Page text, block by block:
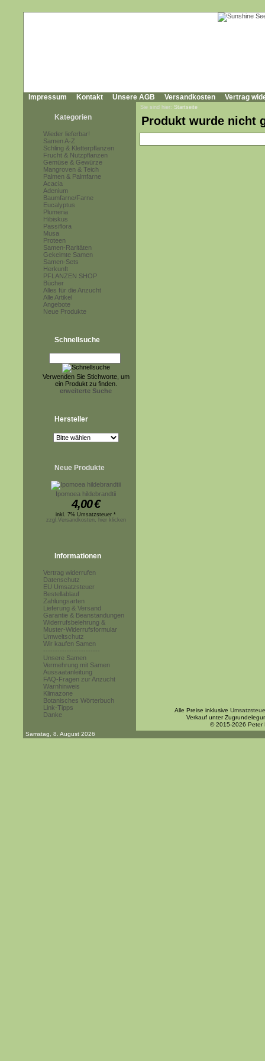
Impressum Kontakt Unsere AGB Versandkosten Vertrag
Kategorien
Wieder lieferbar!
Samen A-Z
Schling & Kletterpflanzen
Frucht & Nutzpflanzen
Gemüse & Gewürze
Mangroven & Teich
Palmen & Palmfarne
Acacia
Adenium
Baumfarne/Farne
Eucalyptus
Plumeria
Hibiskus
Passiflora
Musa
Proteen
Samen-Raritäten
Gekeimte Samen
Samen-Sets
Herkunft
PFLANZEN SHOP
Bücher
Alles für die Anzucht
Alle Artikel
Angebote
Neue Produkte
Schnellsuche
Verwenden Sie Stichworte, um
ein Produkt zu finden.
erweiterte Suche
Hersteller
Neue Produkte
Ipomoea hildebrandtii
4,00€
inkl. 7% Umsatzsteuer *
zzgl.Versandkosten, hier klicken
Informationen
Vertrag widerrufen
Datenschutz
EU Umsatzsteuer
Bestellablauf
Zahlungsarten
Lieferung & Versand
Garantie & Beanstandungen
Widerrufsbelehrung &
Muster-Widerrufsformular
Umweltschutz
Wir kaufen Samen
------------------------
Unsere Samen
Vermehrung mit Samen
Aussaatanleitung
FAQ-Fragen zur Anzucht
Warnhinweis
Klimazone
Botanisches Wörterbuch
Link-Tipps
Danke
Sie sind hier: Startseite
Produkt wurde nicht
Alle Preise inklusive
Verkauf unter
© 2015-2026 Peter
Samstag, 8. August 2026